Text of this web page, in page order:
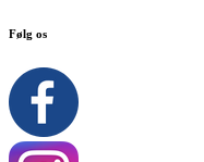
Følg os